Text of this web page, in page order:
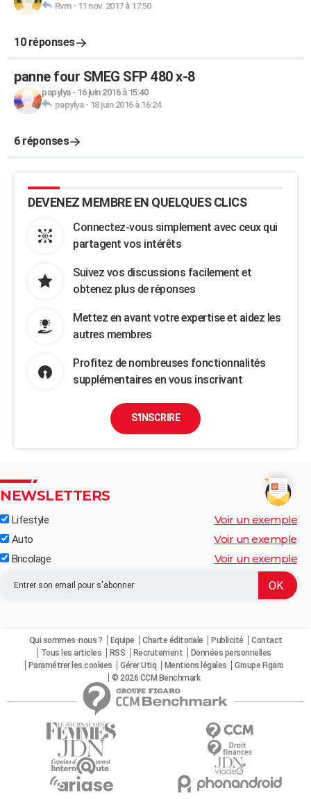
Rvm- 11 nov. 2017 à 17:50
10 réponses
panne four SMEG SFP 480 x-8
papylya- 16 juin 2016 à 15:40
papylya- 18 juin 2016 à 16:24
6 réponses
DEVENEZ MEMBRE EN QUELQUES CLICS
Connectez-vous simplement avec ceux qui
partagent vos intérêts
Suivez vos discussions facilement et
obtenez plus de réponses
Mettez en avant votre expertise et aidez les
autres membres
Profitez de nombreuses fonctionnalités
supplémentaires en vous inscrivant
S'INSCRIRE
NEWSLETTERS
Lifestyle Voir un exemple
Auto Voir un exemple
Bricolage Voir un exemple
Qui sommes-nous ? Equipe Charte éditoriale Publicité
Contact
Tous les articles
RSS Recrutement
Données personnelles
Paramétrer les cookies
Gérer Utiq Mentions légales
Groupe Figaro
© 2026 CCM Benchmark